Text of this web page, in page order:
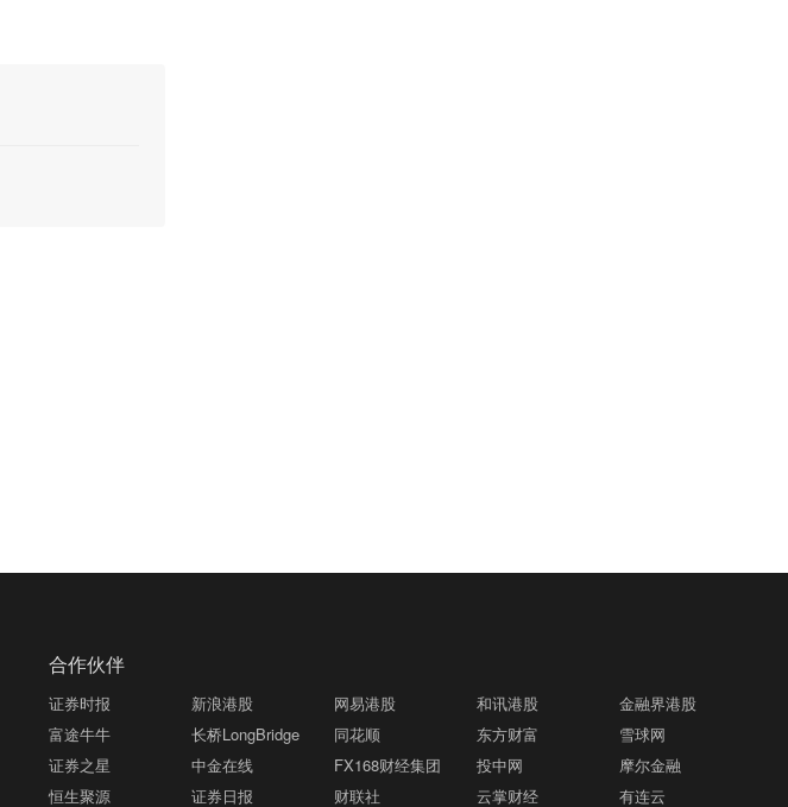
合作伙伴
证券时报 新浪港股 网易港股 和讯港股
金融界港股
富途牛牛
长桥LongBridge 同花顺 东方财富
雪球网
证券之星
中金在线 FX168财经集团 投中网
摩尔金融
恒生聚源
证券日报 财联社 云掌财经 有连云